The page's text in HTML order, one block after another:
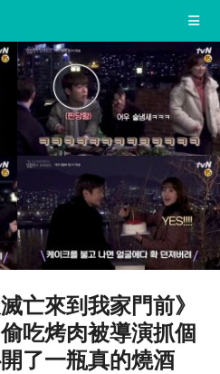
亡來到我家門前》
吃烤肉被導演抓個
了一瓶真的燒酒